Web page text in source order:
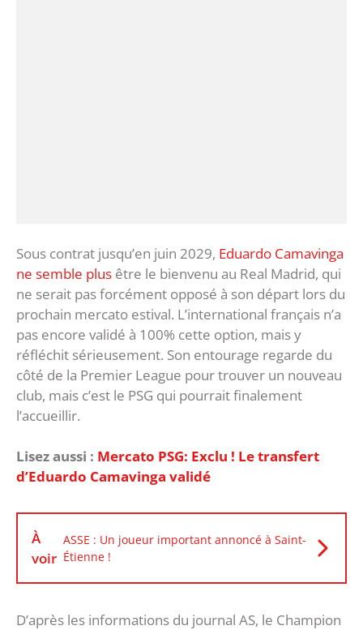
Sous contrat jusqu’en juin 2029, Eduardo Camavinga
ne semble plus être le bienvenu au Real Madrid, qui
ne serait pas forcément opposé à son départ lors du
prochain mercato estival. L’international français n’a
pas encore validé à 100% cette option, mais y
réfléchit sérieusement. Son entourage regarde du
côté de la Premier League pour trouver un nouveau
club, mais c’est le PSG qui pourrait finalement
l’accueillir.
Lisez aussi : Mercato PSG: Exclu ! Le transfert
d’Eduardo Camavinga validé
À
voir
ASSE : Un joueur important annoncé à Saint-
Étienne !
D’après les informations du journal AS, le Champion